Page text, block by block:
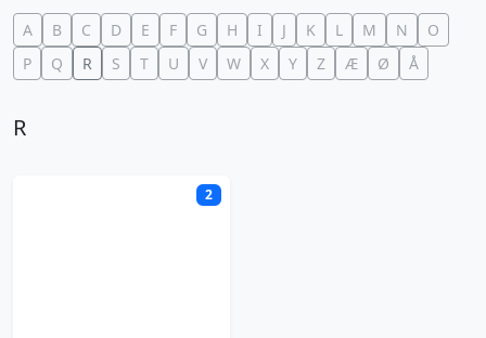
A B C D E F G H I J K L M N
O
P
Q R S T U V W X Y Z Æ Ø Å
R
2